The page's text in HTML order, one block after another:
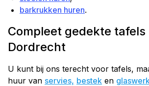
barkrukken huren.
Compleet gedekte tafels
Dordrecht
U kunt bij ons terecht voor tafels,
huur van servies, bestek en